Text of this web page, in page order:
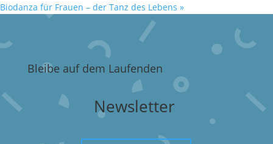
Biodanza für Frauen – der Tanz des Lebens »
Bleibe auf dem Laufenden
Newsletter